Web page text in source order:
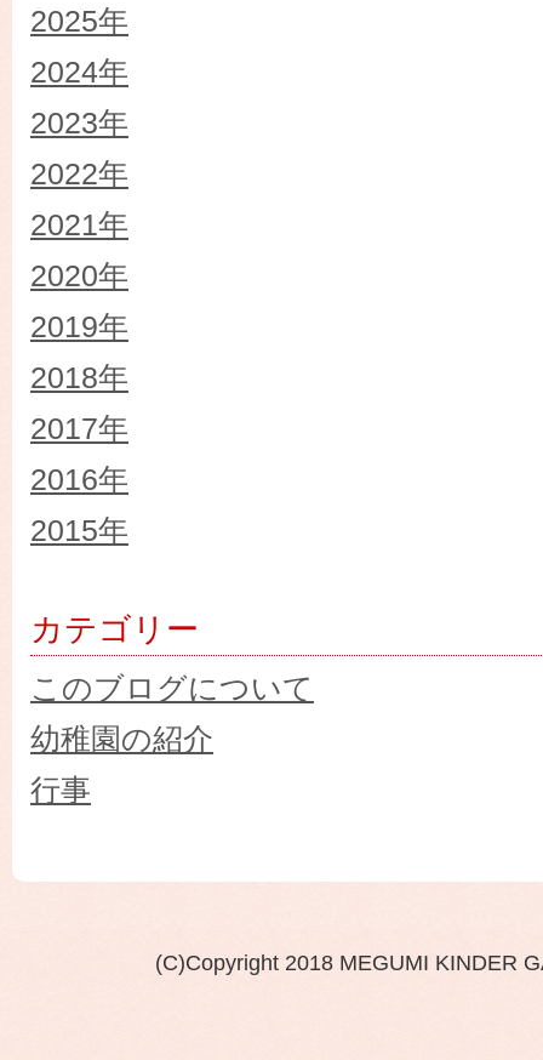
2025年
2024年
2023年
2022年
2021年
2020年
2019年
2018年
2017年
2016年
2015年
カテゴリー
このブログについて
幼稚園の紹介
行事
(C)Copyright 2018 MEGUMI KINDER